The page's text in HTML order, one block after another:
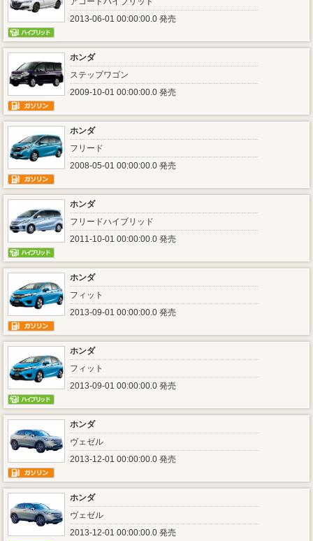
2013-06-01 00:00:00.0 発売
ホンダ
ステップワゴン
2009-10-01 00:00:00.0 発売
ホンダ
フリード
2008-05-01 00:00:00.0 発売
ホンダ
フリードハイブリッド
2011-10-01 00:00:00.0 発売
ホンダ
フィット
2013-09-01 00:00:00.0 発売
ホンダ
フィット
2013-09-01 00:00:00.0 発売
ホンダ
ヴェゼル
2013-12-01 00:00:00.0 発売
ホンダ
ヴェゼル
2013-12-01 00:00:00.0 発売